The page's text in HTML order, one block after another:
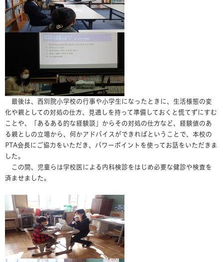
最後は、西別院小学校の行事や小学生になったときに、生活様態の変
化や親としての対処の仕方、見通しを持って準備しておくと慌てずにすむ
ことや、「あるある的な経験談」からその対処の仕方など、経験値のあ
る親としの立場から、何かアドバイスができればということで、本校の
PTA会長にご協力をいただき、パワーポイントを使ってお話をいただきま
した。
この間、児童らは学校医による内科検診をはじめ必要な健診や検査を
済ませました。